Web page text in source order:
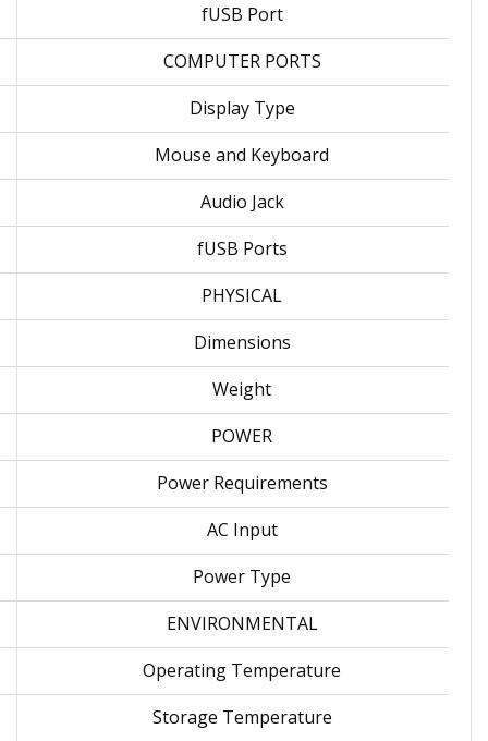
fUSB Port
COMPUTER PORTS
Display Type
Mouse and Keyboard
Audio Jack
fUSB Ports
PHYSICAL
Dimensions
Weight
POWER
Power Requirements
AC Input
Power Type
ENVIRONMENTAL
Operating Temperature
Storage Temperature